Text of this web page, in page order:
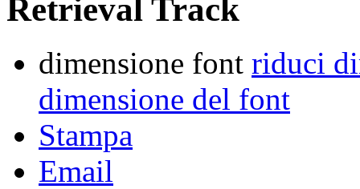
Retrieval Track
dimensione font riduci
dimensione del font
Stampa
Email